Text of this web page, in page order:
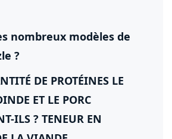
nombreux modèles de
?
DE PROTÉINES LE
ET LE PORC
ILS ? TENEUR EN